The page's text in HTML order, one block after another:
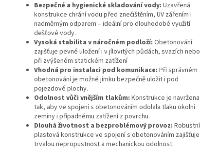
Bezpečné a hygienické skladování vody: Uzavřená
konstrukce chrání vodu před znečištěním, UV zářením i
nadměrným odparem – ideální pro dlouhodobé využití
dešťové vody.
Vysoká stabilita v náročném podloží: Obetonování
zajišťuje pevné uložení i v jílovitých půdách, svazích nebo
při zvýšeném statickém zatížení
Vhodná pro instalaci pod komunikace: Při správném
obetonování je možné jímku bezpečně uložit i pod
pojezdové plochy.
Odolnost vůči vnějším tlakům: Konstrukce je navržena
tak, aby ve spojení s obetonováním odolala tlaku okolní
zeminy i případnému zatížení z povrchu.
Dlouhá životnost a bezproblémový provoz: Robustní
plastová konstrukce ve spojení s obetonováním zajišťuje
trvalou nepropustnost a mechanickou odolnost.